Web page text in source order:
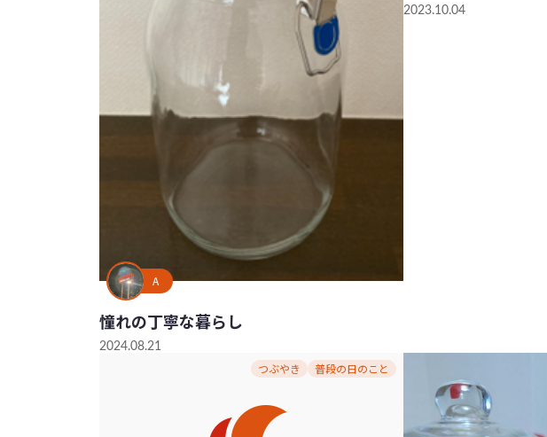
A
憧れの丁寧な暮らし
2024.08.21
2023.10.04
つぶやき 普段の日のこと